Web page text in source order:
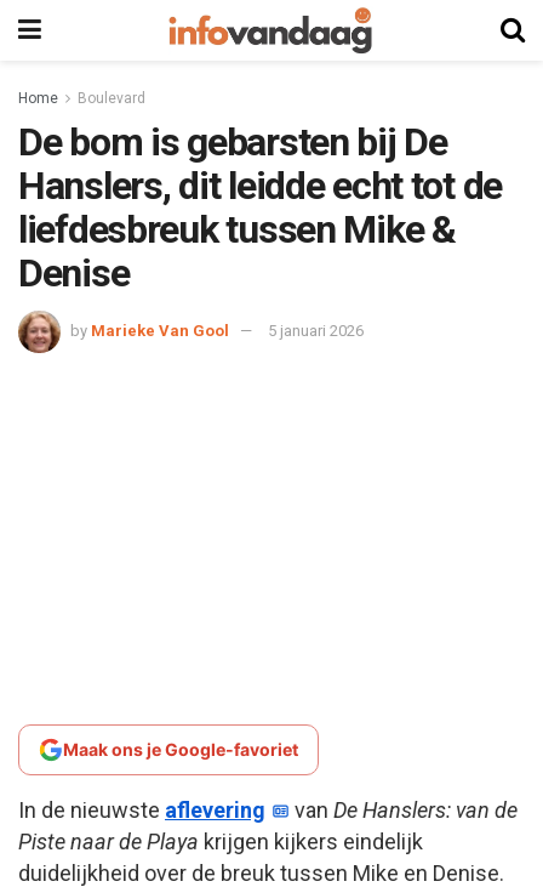
Home Boulevard
De bom is gebarsten bij De
Hanslers, dit leidde echt tot de
liefdesbreuk tussen Mike &
Denise
by Marieke Van Gool 5 januari 2026
Maak ons je Google-favoriet
In de nieuwste aflevering vanDe Hanslers: van de
Piste naar de Playa krijgen kijkers eindelijk
duidelijkheid over de breuk tussen Mike en Denise.